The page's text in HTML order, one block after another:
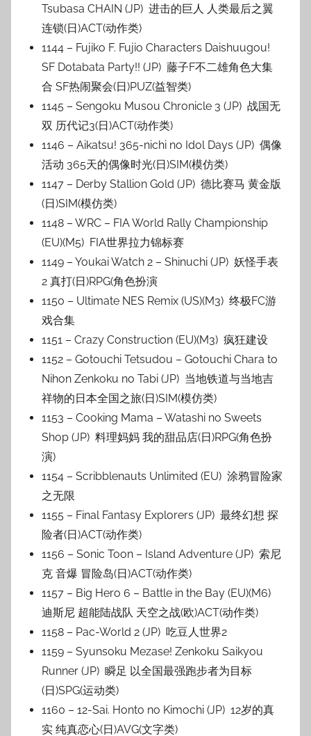
Tsubasa CHAIN (JP) 进击的巨人 人类最后之翼
连锁(日)ACT(动作类)
1144 – Fujiko F. Fujio Characters Daishuugou!
SF Dotabata Party!! (JP) 藤子F不二雄角色大集
合 SF热闹聚会(日)PUZ(益智类)
1145 – Sengoku Musou Chronicle 3 (JP) 战国无
双 历代记3(日)ACT(动作类)
1146 – Aikatsu! 365-nichi no Idol Days (JP) 偶像
活动 365天的偶像时光(日)SIM(模仿类)
1147 – Derby Stallion Gold (JP) 德比赛马 黄金版
(日)SIM(模仿类)
1148 – WRC – FIA World Rally Championship
(EU)(M5) FIA世界拉力锦标赛
1149 – Youkai Watch 2 – Shinuchi (JP) 妖怪手表
2 真打(日)RPG(角色扮演
1150 – Ultimate NES Remix (US)(M3) 终极FC游
戏合集
1151 – Crazy Construction (EU)(M3) 疯狂建设
1152 – Gotouchi Tetsudou – Gotouchi Chara to
Nihon Zenkoku no Tabi (JP) 当地铁道与当地吉
祥物的日本全国之旅(日)SIM(模仿类)
1153 – Cooking Mama – Watashi no Sweets
Shop (JP) 料理妈妈 我的甜品店(日)RPG(角色扮
演)
1154 – Scribblenauts Unlimited (EU) 涂鸦冒险家
之无限
1155 – Final Fantasy Explorers (JP) 最终幻想 探
险者(日)ACT(动作类)
1156 – Sonic Toon – Island Adventure (JP) 索尼
克 音爆 冒险岛(日)ACT(动作类)
1157 – Big Hero 6 – Battle in the Bay (EU)(M6)
迪斯尼 超能陆战队 天空之战(欧)ACT(动作类)
1158 – Pac-World 2 (JP) 吃豆人世界2
1159 – Syunsoku Mezase! Zenkoku Saikyou
Runner (JP) 瞬足 以全国最强跑步者为目标
(日)SPG(运动类)
1160 – 12-Sai. Honto no Kimochi (JP) 12岁的真
实 纯真恋心(日)AVG(文字类)